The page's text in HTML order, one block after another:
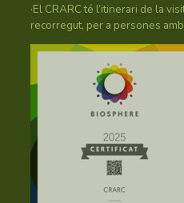
·El CRARC té l’itinerari de la
recorregut, per a persones